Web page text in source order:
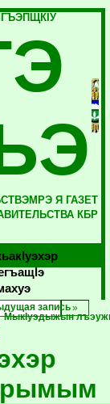
Я ГАЗЕТ
КБР
запись
МыкIуэдыжын